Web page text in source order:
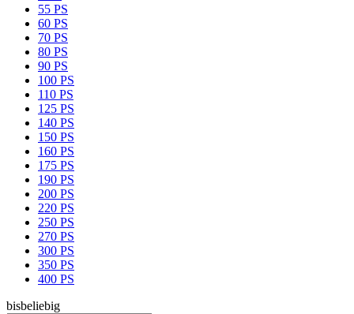
55 PS
60 PS
70 PS
80 PS
90 PS
100 PS
110 PS
125 PS
140 PS
150 PS
160 PS
175 PS
190 PS
200 PS
220 PS
250 PS
270 PS
300 PS
350 PS
400 PS
bisbeliebig